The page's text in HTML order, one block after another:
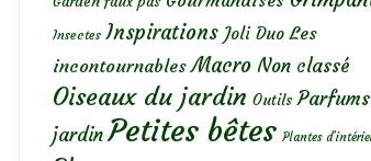
Insectes Inspirations Joli Duo Les
incontournables Macro Non classé
Oiseaux du jardin Outils
jardin Petites bêtes Plantes